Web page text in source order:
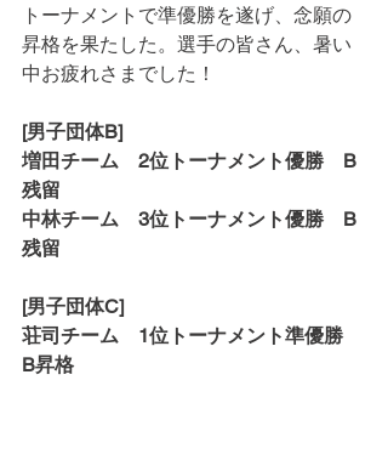
トーナメントで準優勝を遂げ、念願の
昇格を果たした。選手の皆さん、暑い
中お疲れさまでした！
[男子団体B]
増田チーム　2位トーナメント優勝　B
残留
中林チーム　3位トーナメント優勝　B
残留
[男子団体C]
荘司チーム　1位トーナメント準優勝
B昇格